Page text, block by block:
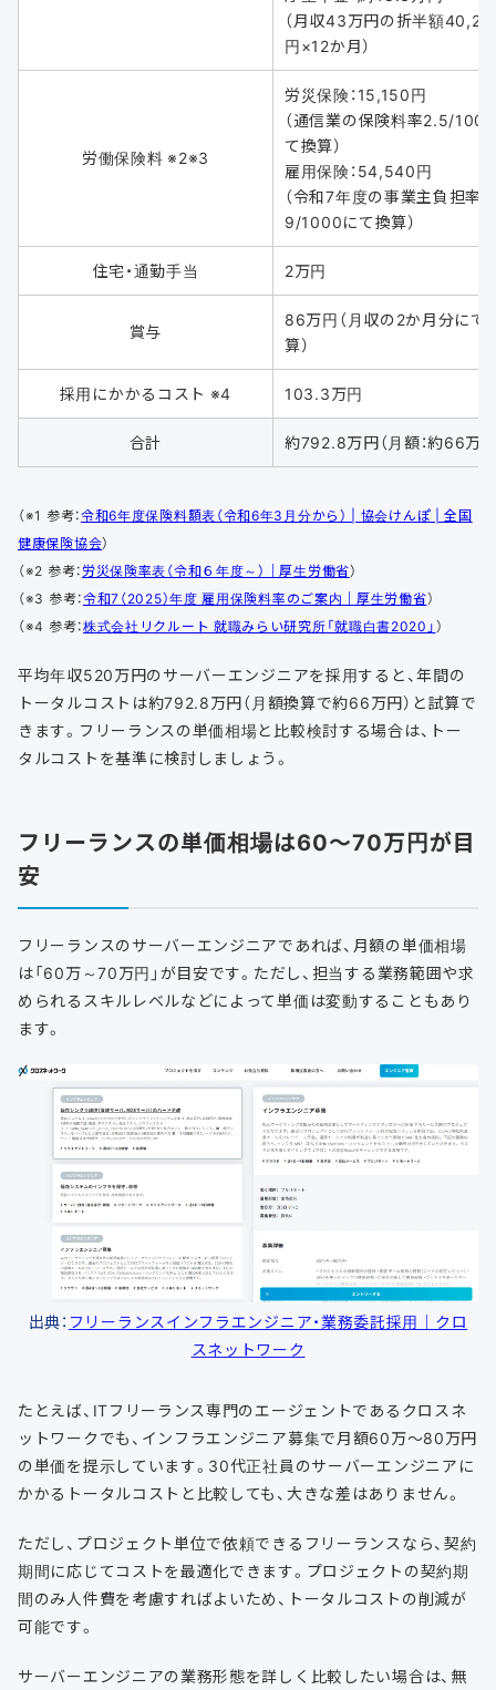
（月収43万円の折半額
円×12か月）
労働保険料 ※2※3
労災保険：15,150円
（通信業の保険料率2.5/
て換算）
雇用保険：54,540円
（令和7年度の事業主負担率
9/1000にて換算）
住宅・通勤手当 2万円
賞与
86万円（月収の2か月分にて
算）
採用にかかるコスト ※4 103.3万円
合計 約792.8万円（月額：約66万円
（※1 参考：令和6年度保険料額表（令和6年3月分から） | 協会けんぽ | 全国
健康保険協会）
（※2 参考：労災保険率表（令和６年度～）｜厚生労働省）
（※3 参考：令和7（2025）年度 雇用保険料率のご案内｜厚生労働省）
（※4 参考：株式会社リクルート 就職みらい研究所「就職白書2020」）
平均年収520万円のサーバーエンジニアを採用すると、年間の
トータルコストは約792.8万円（月額換算で約66万円）と試算で
きます。フリーランスの単価相場と比較検討する場合は、トー
タルコストを基準に検討しましょう。
フリーランスの単価相場は60～70万円が目
安
フリーランスのサーバーエンジニアであれば、月額の単価相場
は「60万～70万円」が目安です。ただし、担当する業務範囲や求
められるスキルレベルなどによって単価は変動することもあり
ます。
出典： フリーランスインフラエンジニア・業務委託採用｜クロ
スネットワーク
たとえば、ITフリーランス専門のエージェントであるクロスネ
ットワークでも、インフラエンジニア募集で月額60万〜80万円
の単価を提示しています。30代正社員のサーバーエンジニアに
かかるトータルコストと比較しても、大きな差はありません。
ただし、プロジェクト単位で依頼できるフリーランスなら、契約
期間に応じてコストを最適化できます。プロジェクトの契約期
間のみ人件費を考慮すればよいため、トータルコストの削減が
可能です。
サーバーエンジニアの業務形態を詳しく比較したい場合は、無